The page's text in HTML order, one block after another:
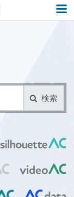
検索